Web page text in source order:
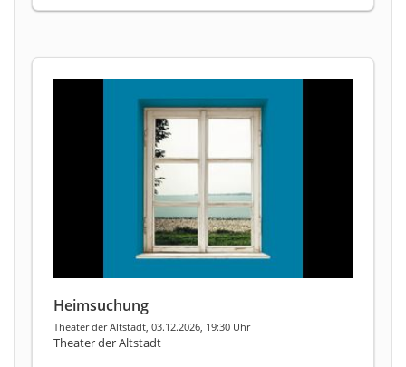
Heimsuchung
Theater der Altstadt, 03.12.2026, 19:30 Uhr
Theater der Altstadt